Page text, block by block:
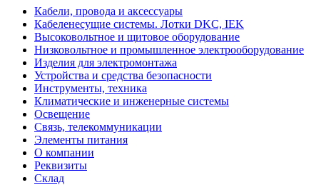
Кабели, провода и аксессуары
Кабеленесущие системы. Лотки DKC, IEK
Высоковольтное и щитовое оборудование
Низковольтное и промышленное электрооборудование
Изделия для электромонтажа
Устройства и средства безопасности
Инструменты, техника
Климатические и инженерные системы
Освещение
Связь, телекоммуникации
Элементы питания
О компании
Реквизиты
Склад